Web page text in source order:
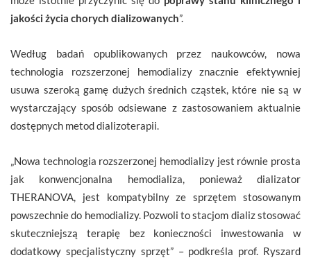
jakości życia chorych dializowanych”.
Według badań opublikowanych przez naukowców, nowa
technologia rozszerzonej hemodializy znacznie efektywniej
usuwa szeroką gamę dużych średnich cząstek, które nie są w
wystarczający sposób odsiewane z zastosowaniem aktualnie
dostępnych metod dializoterapii.
„Nowa technologia rozszerzonej hemodializy jest równie prosta
jak konwencjonalna hemodializa, ponieważ dializator
THERANOVA, jest kompatybilny ze sprzętem stosowanym
powszechnie do hemodializy. Pozwoli to stacjom dializ stosować
skuteczniejszą terapię bez konieczności inwestowania w
dodatkowy specjalistyczny sprzęt” – podkreśla prof. Ryszard